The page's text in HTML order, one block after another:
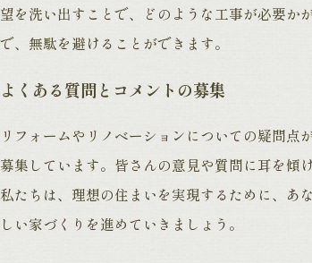
望を洗い出すことで、どのような工事が必要か
で、無駄を避けることができます。
よくある質問とコメントの募集
リフォームやリノベーションについての疑問
募集しています。皆さんの意見や質問に耳を傾
私たちは、理想の住まいを実現するために、あ
しい家づくりを進めていきましょう。